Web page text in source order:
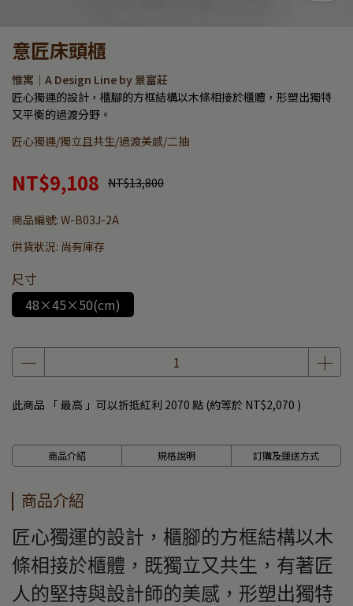
意匠床頭櫃
惟寓｜A Design Line by 景富莊
匠心獨運的設計，櫃腳的方框結構以木條相接於櫃體，形塑出獨特
又平衡的過渡分野。
匠心獨運/獨立且共生/過渡美感/二抽
NT$9,108 NT$13,800
商品編號: W-B03J-2A
供貨狀況: 尚有庫存
尺寸
48×45×50(cm)
此商品 「 最高 」可以折抵紅利 2070 點 (約等於 NT$2,070 )
商品介紹 規格說明 訂購及運送方式
商品介紹
匠心獨運的設計，櫃腳的方框結構以木
條相接於櫃體，既獨立又共生，有著匠
人的堅持與設計師的美感，形塑出獨特